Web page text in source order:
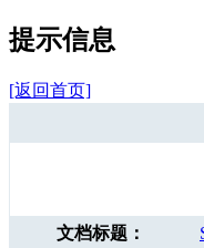
提示信息
[返回首页]
文档标题：